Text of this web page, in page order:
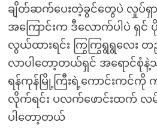
ချိတ်ဆက်ပေးတဲ့ခွင်တွေပဲ လှုပ်ရှာ
အကြောင်းက ဒီလောက်ပါပဲ
လွယ်ထားရင်း ကြွကြွရွရွလေး တ
လာပါတော့တယ်ရှင် အရောင်စုံ
ရန်ကုန်မြို့ကြီးရဲ့ကောင်းကင်ကို
လိုက်ရင်း ပလက်ဖောင်းထက် လ
ပါတော့တယ်